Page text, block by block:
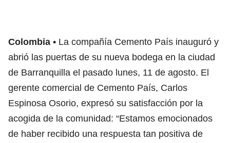
Colombia
La compañía Cemento País inauguró y
abrió las puertas de su nueva bodega en la ciudad
de Barranquilla el pasado lunes, 11 de agosto. El
gerente comercial de Cemento País, Carlos
Espinosa Osorio, expresó su satisfacción por la
acogida de la comunidad: “Estamos emocionados
de haber recibido una respuesta tan positiva de